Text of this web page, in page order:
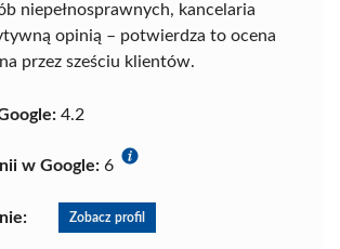
niepełnosprawnych, kancelaria
opinią – potwierdza to ocena
przez sześciu klientów.
4.2
w Google: 6
Zobacz profil